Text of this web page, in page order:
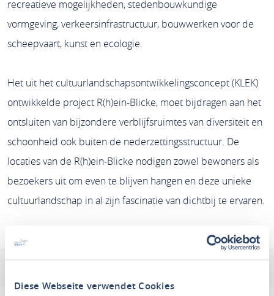
Diese Webseite verwendet Cookies
recreatieve mogelijkheden, stedenbouwkundige
vormgeving, verkeersinfrastructuur, bouwwerken voor de
scheepvaart, kunst en ecologie.
Het uit het cultuurlandschapsontwikkelingsconcept (KLEK)
ontwikkelde project R(h)ein-Blicke, moet bijdragen aan het
ontsluiten van bijzondere verblijfsruimtes van diversiteit en
schoonheid ook buiten de nederzettingsstructuur. De
locaties van de R(h)ein-Blicke nodigen zowel bewoners als
bezoekers uit om even te blijven hangen en deze unieke
cultuurlandschap in al zijn fascinatie van dichtbij te ervaren.